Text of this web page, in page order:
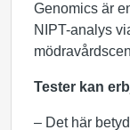
Genomics är
NIPT-analys
Tester kan
– Det här